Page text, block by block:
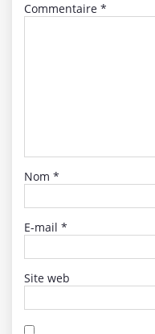
Commentaire *
Nom *
E-mail *
Site web